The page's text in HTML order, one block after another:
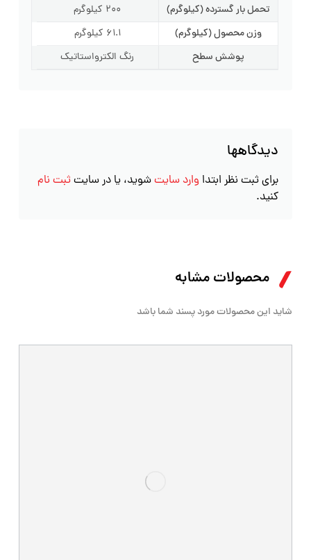
تحمل بار گسترده (کیلوگرم)
200 کیلوگرم
وزن محصول (کیلوگرم)
61.1 کیلوگرم
پوشش سطح
رنگ الکترواستاتیک
دیدگاهها
برای ثبت نظر ابتدا وارد سایتشوید، یا در سایتثبت نام
کنید.
محصولات مشابه